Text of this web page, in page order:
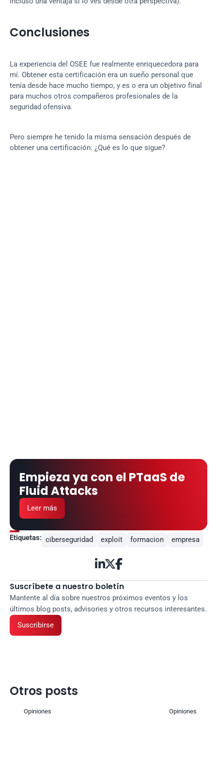
Conclusiones
La experiencia del OSEE fue realmente enriquecedora para
mí. Obtener esta certificación era un sueño personal que
tenía desde hace mucho tiempo, y es o era un objetivo final
para muchos otros compañeros profesionales de la
seguridad ofensiva.
Pero siempre he tenido la misma sensación después de
obtener una certificación: ¿Qué es lo que sigue?
Empieza ya con el PTaaS de
Fluid Attacks
Leer más
Etiquetas: ciberseguridad exploit formacion empresa

Suscríbete a nuestro boletín
Mantente al día sobre nuestros próximos eventos y los
últimos blog posts, advisories y otros recursos interesantes.
Suscribirse
Otros posts
Opiniones Opiniones